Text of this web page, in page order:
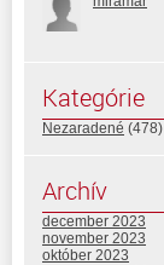
Kategórie
Nezaradené (478)
Archív
december 2023
november 2023
október 2023